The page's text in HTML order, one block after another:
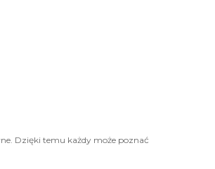
Dzięki temu każdy może poznać